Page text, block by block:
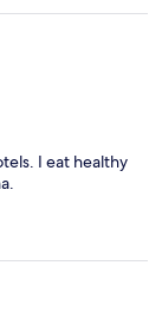
I eat healthy